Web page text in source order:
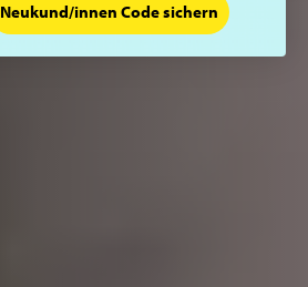
Neukund/innen Code sichern